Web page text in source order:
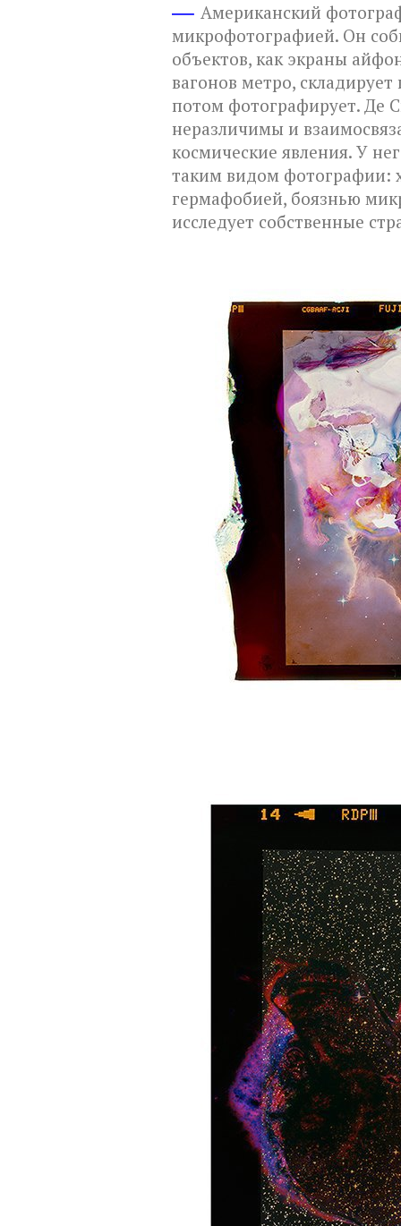
Американский
микрофотографией. Он
объектов, как экраны
вагонов метро,
потом фотографирует. Де
неразличимы и
космические явления. У
таким видом фотографии:
гермафобией, боязнью
исследует собственные